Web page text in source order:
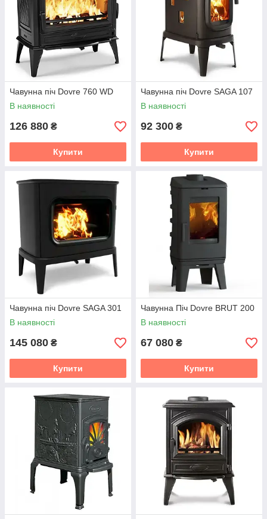
Чавунна піч Dovre 760 WD
В наявності
126 880 ₴
Купити
Чавунна піч Dovre SAGA 107
В наявності
92 300 ₴
Купити
Чавунна піч Dovre SAGA 301
В наявності
145 080 ₴
Купити
Чавунна Піч Dovre BRUT 200
В наявності
67 080 ₴
Купити